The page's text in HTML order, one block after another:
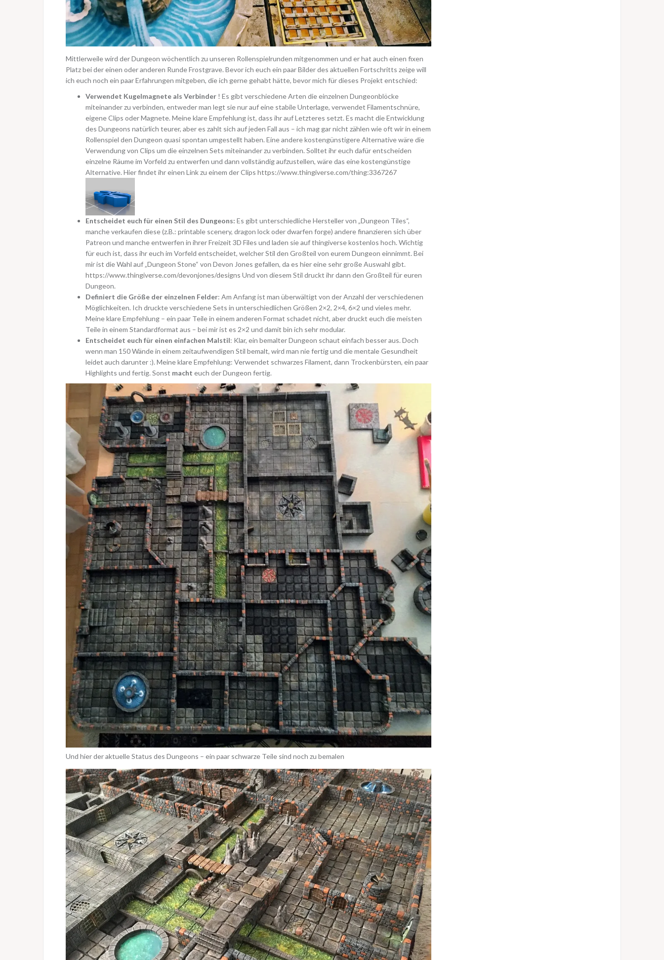
Mittlerweile wird der Dungeon wöchentlich zu unseren Rollenspielrunden mitgenommen und er hat auch einen fixen
Platz bei der einen oder anderen Runde Frostgrave. Bevor ich euch ein paar Bilder des aktuellen Fortschritts zeige will
ich euch noch ein paar Erfahrungen mitgeben, die ich gerne gehabt hätte, bevor mich für dieses Projekt entschied:
Verwendet Kugelmagnete als Verbinder ! Es gibt verschiedene Arten die einzelnen Dungeonblöcke
miteinander zu verbinden, entweder man legt sie nur auf eine stabile Unterlage, verwendet Filamentschnüre,
eigene Clips oder Magnete. Meine klare Empfehlung ist, dass ihr auf Letzteres setzt. Es macht die Entwicklung
des Dungeons natürlich teurer, aber es zahlt sich auf jeden Fall aus – ich mag gar nicht zählen wie oft wir in einem
Rollenspiel den Dungeon quasi spontan umgestellt haben. Eine andere kostengünstigere Alternative wäre die
Verwendung von Clips um die einzelnen Sets miteinander zu verbinden. Solltet ihr euch dafür entscheiden
einzelne Räume im Vorfeld zu entwerfen und dann vollständig aufzustellen, wäre das eine kostengünstige
Alternative. Hier findet ihr einen Link zu einem der Clips https://www.thingiverse.com/thing:3367267
Entscheidet euch für einen Stil des Dungeons: Es gibt unterschiedliche Hersteller von „Dungeon Tiles“,
manche verkaufen diese (z.B.: printable scenery, dragon lock oder dwarfen forge) andere finanzieren sich über
Patreon und manche entwerfen in ihrer Freizeit 3D Files und laden sie auf thingiverse kostenlos hoch. Wichtig
für euch ist, dass ihr euch im Vorfeld entscheidet, welcher Stil den Großteil von eurem Dungeon einnimmt. Bei
mir ist die Wahl auf „Dungeon Stone“ von Devon Jones gefallen, da es hier eine sehr große Auswahl gibt.
https://www.thingiverse.com/devonjones/designs Und von diesem Stil druckt ihr dann den Großteil für euren
Dungeon.
Definiert die Größe der einzelnen Felder: Am Anfang ist man überwältigt von der Anzahl der verschiedenen
Möglichkeiten. Ich druckte verschiedene Sets in unterschiedlichen Größen 2×2, 2×4, 6×2 und vieles mehr.
Meine klare Empfehlung – ein paar Teile in einem anderen Format schadet nicht, aber druckt euch die meisten
Teile in einem Standardformat aus – bei mir ist es 2×2 und damit bin ich sehr modular.
Entscheidet euch für einen einfachen Malstil: Klar, ein bemalter Dungeon schaut einfach besser aus. Doch
wenn man 150 Wände in einem zeitaufwendigen Stil bemalt, wird man nie fertig und die mentale Gesundheit
leidet auch darunter :). Meine klare Empfehlung: Verwendet schwarzes Filament, dann Trockenbürsten, ein paar
Highlights und fertig. Sonst macht euch der Dungeon fertig.
Und hier der aktuelle Status des Dungeons – ein paar schwarze Teile sind noch zu bemalen